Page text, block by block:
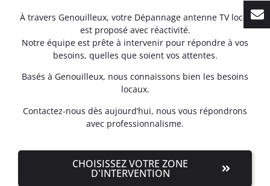
À travers Genouilleux, votre Dépannage antenne TV local
est proposé avec réactivité.
Notre équipe est prête à intervenir pour répondre à vos
besoins, quelles que soient vos attentes.
Basés à Genouilleux, nous connaissons bien les besoins
locaux.
Contactez-nous dès aujourd’hui, nous vous répondrons
avec professionnalisme.
CHOISISSEZ VOTRE ZONE
D'INTERVENTION